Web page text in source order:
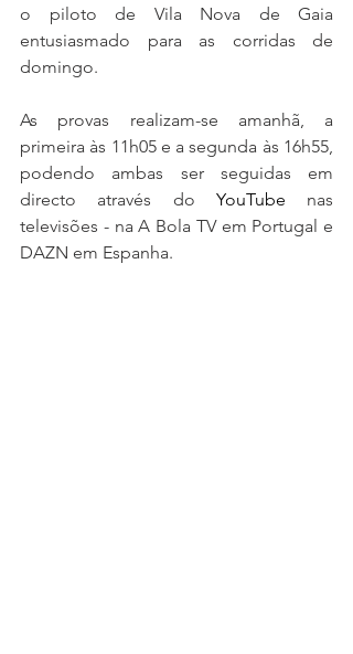
o piloto de Vila Nova de Gaia
entusiasmado para as corridas de
domingo.
As provas realizam-se amanhã, a
primeira às 11h05 e a segunda às 16h55,
podendo ambas ser seguidas em
directo através do YouTube nas
televisões - na A Bola TV em Portugal e
DAZN em Espanha.